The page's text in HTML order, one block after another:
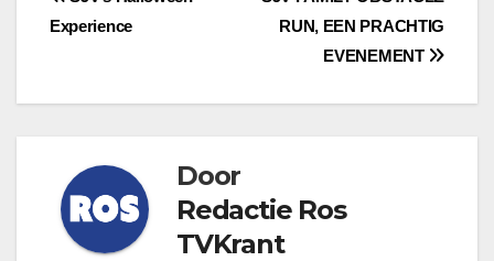
navigatie
RUN, EEN PRACHTIG
EVENEMENT
Experience
Door
Redactie Ros
TVKrant